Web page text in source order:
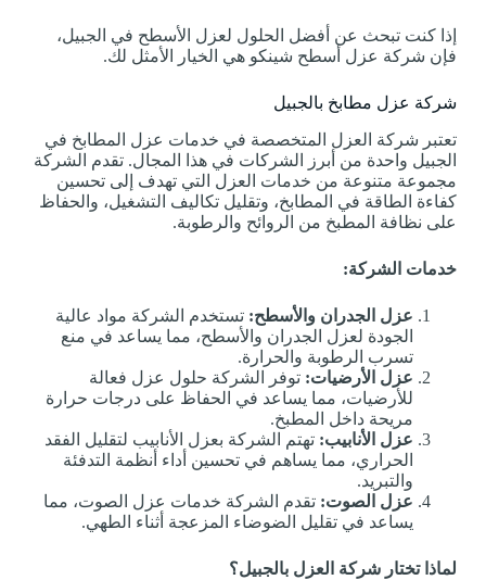
إذا كنت تبحث عن أفضل الحلول لعزل الأسطح في الجبيل،
فإن شركة عزل أسطح شينكو هي الخيار الأمثل لك.
شركة عزل مطابخ بالجبيل
تعتبر شركة العزل المتخصصة في خدمات عزل المطابخ في
الجبيل واحدة من أبرز الشركات في هذا المجال. تقدم الشركة
مجموعة متنوعة من خدمات العزل التي تهدف إلى تحسين
كفاءة الطاقة في المطابخ، وتقليل تكاليف التشغيل، والحفاظ
على نظافة المطبخ من الروائح والرطوبة.
خدمات الشركة:
عزل الجدران والأسطح: تستخدم الشركة مواد عالية
الجودة لعزل الجدران والأسطح، مما يساعد في منع
تسرب الرطوبة والحرارة.
عزل الأرضيات: توفر الشركة حلول عزل فعالة
للأرضيات، مما يساعد في الحفاظ على درجات حرارة
مريحة داخل المطبخ.
عزل الأنابيب: تهتم الشركة بعزل الأنابيب لتقليل الفقد
الحراري، مما يساهم في تحسين أداء أنظمة التدفئة
والتبريد.
عزل الصوت: تقدم الشركة خدمات عزل الصوت، مما
يساعد في تقليل الضوضاء المزعجة أثناء الطهي.
لماذا تختار شركة العزل بالجبيل؟